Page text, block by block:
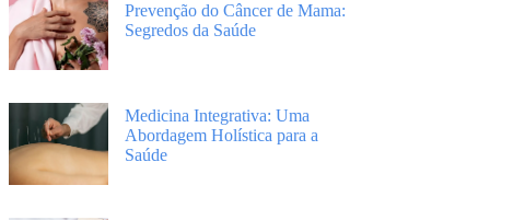
Prevenção do Câncer de Mama:
Segredos da Saúde
Medicina Integrativa: Uma
Abordagem Holística para a
Saúde